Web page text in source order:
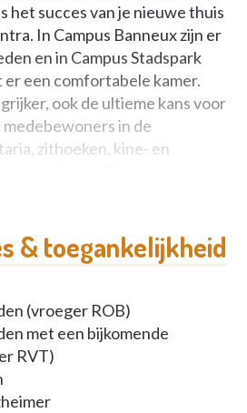
het succes van je nieuwe thuis
In Campus Banneux zijn er
en in Campus Stadspark
er een comfortabele kamer.
ook de ultieme kans voor
in de
zithoeken, kine- en
garandeert elke
& toegankelijkheid
(vroeger ROB)
met een bijkomende
RVT)